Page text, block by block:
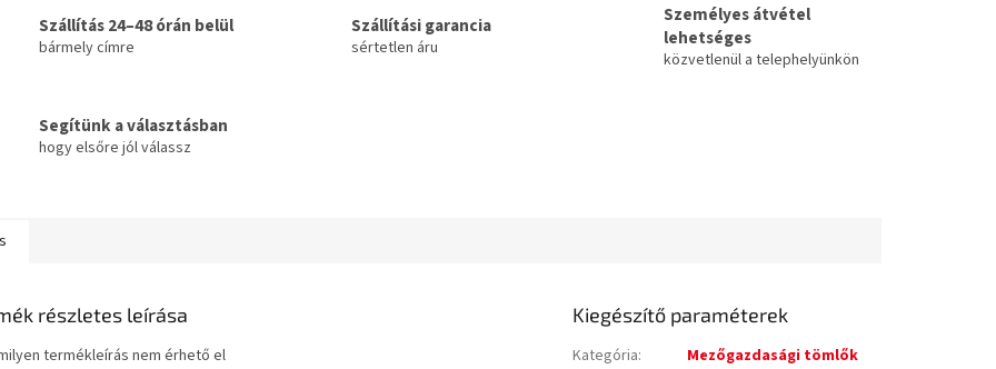
Szállítás 24–48 órán belül
bármely címre
Szállítási garancia
sértetlen áru
Személyes átvétel
lehetséges
közvetlenül a telephelyünkön
Segítünk a választásban
hogy elsőre jól válassz
részletes leírása
termékleírás nem érhető el
Kiegészítő paraméterek
Kategória:
Mezőgazdasági tömlők